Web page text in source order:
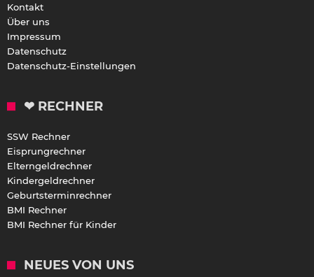
Kontakt
Über uns
Impressum
Datenschutz
Datenschutz-Einstellungen
❤ RECHNER
SSW Rechner
Eisprungrechner
Elterngeldrechner
Kindergeldrechner
Geburtsterminrechner
BMI Rechner
BMI Rechner für Kinder
NEUES VON UNS